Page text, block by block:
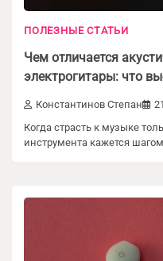
ПОЛЕЗНЫЕ СТАТЬИ
Чем отличается
электрогитары: что
Константинов Степан
Когда страсть к музыке
инструмента кажется